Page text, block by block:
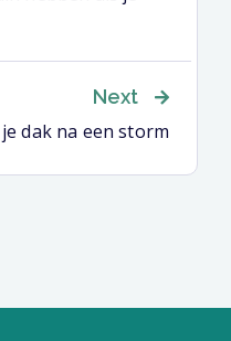
Next
dak na een storm